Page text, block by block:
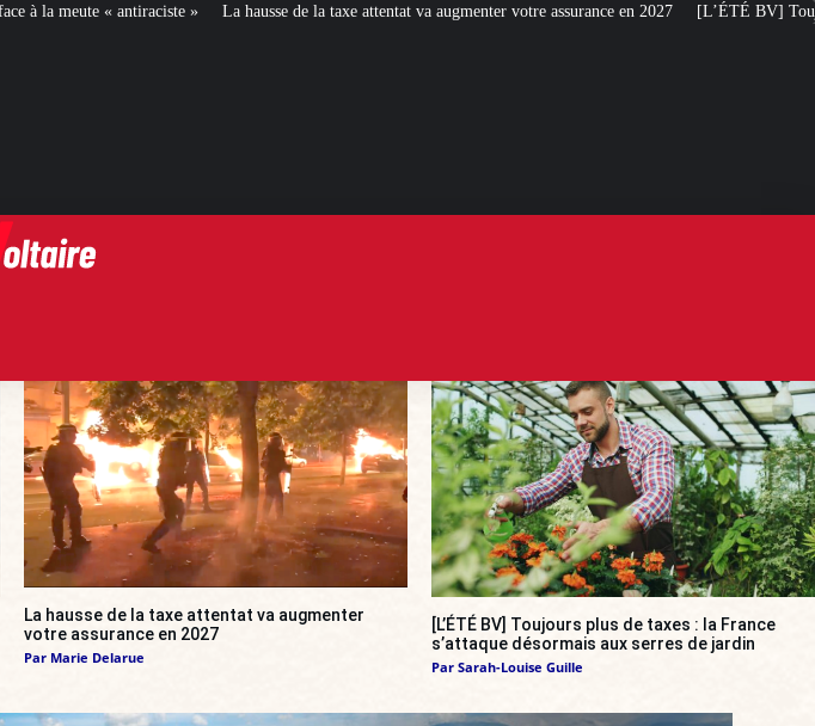
La hausse de la taxe attentat va augmenter votre assurance en 2027 [L’ÉTÉ BV] Toujours plus de taxes : la
La hausse de la taxe attentat va augmenter
votre assurance en 2027
Par Marie Delarue
[L’ÉTÉ BV] Toujours plus de taxes : la France
s’attaque désormais aux serres de jardin
Par Sarah-Louise Guille